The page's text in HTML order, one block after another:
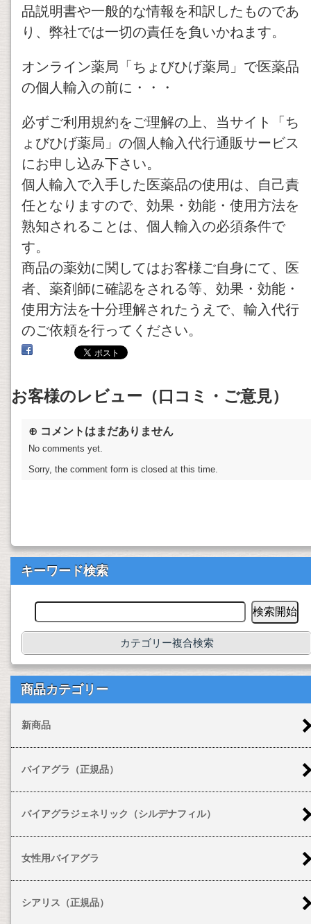
品説明書や一般的な情報を和訳したものであ
り、弊社では一切の責任を負いかねます。
オンライン薬局「ちょびひげ薬局」で医薬品
の個人輸入の前に・・・
必ずご利用規約をご理解の上、当サイト「ち
ょびひげ薬局」の個人輸入代行通販サービス
にお申し込み下さい。
個人輸入で入手した医薬品の使用は、自己責
任となりますので、効果・効能・使用方法を
熟知されることは、個人輸入の必須条件で
す。
商品の薬効に関してはお客様ご自身にて、医
者、薬剤師に確認をされる等、効果・効能・
使用方法を十分理解されたうえで、輸入代行
のご依頼を行ってください。
お客様のレビュー（口コミ・ご意見）
⊕ コメントはまだありません
No comments yet.
Sorry, the comment form is closed at this time.
キーワード検索
カテゴリー複合検索
商品カテゴリー
新商品
バイアグラ（正規品）
バイアグラジェネリック（シルデナフィル）
女性用バイアグラ
シアリス（正規品）